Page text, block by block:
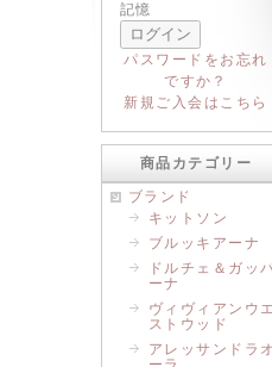
記憶
パスワードをお忘れ
ですか？
新規ご入会はこちら
商品カテゴリー
ブランド
キットソン
ブルッキアーナ
ドルチェ＆ガッ
ーナ
ヴィヴィアンウエ
ストウッド
アレッサンドラオ